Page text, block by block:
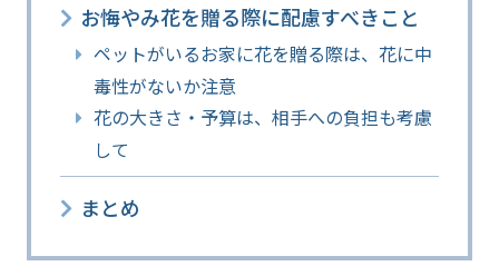
お悔やみ花を贈る際に配慮すべきこと
ペットがいるお家に花を贈る際は、花に中
毒性がないか注意
花の大きさ・予算は、相手への負担も考慮
して
まとめ